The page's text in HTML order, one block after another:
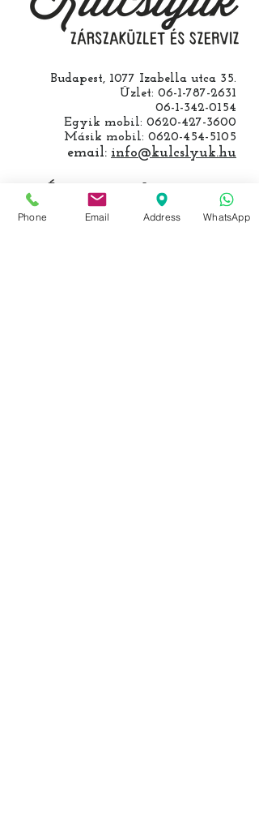
Budapest, 1077 Izabella utca 35.
Üzlet: 06-1-787-2631
06-1-342-0154
Egyik mobil: 0620-427-3600
Másik mobil: 0620-454-5105
email: info@kulcslyuk.hu
Így tartunk nyitva:
Phone Email Address WhatsApp